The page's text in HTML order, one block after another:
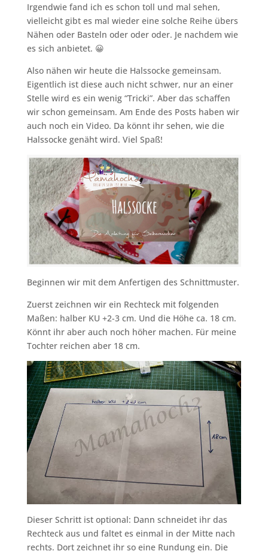
Irgendwie fand ich es schon toll und mal sehen,
vielleicht gibt es mal wieder eine solche Reihe übers
Nähen oder Basteln oder oder oder. Je nachdem wie
es sich anbietet. 😀
Also nähen wir heute die Halssocke gemeinsam.
Eigentlich ist diese auch nicht schwer, nur an einer
Stelle wird es ein wenig “Tricki”. Aber das schaffen
wir schon gemeinsam. Am Ende des Posts haben wir
auch noch ein Video. Da könnt ihr sehen, wie die
Halssocke genäht wird. Viel Spaß!
Beginnen wir mit dem Anfertigen des Schnittmuster.
Zuerst zeichnen wir ein Rechteck mit folgenden
Maßen: halber KU +2-3 cm. Und die Höhe ca. 18 cm.
Könnt ihr aber auch noch höher machen. Für meine
Tochter reichen aber 18 cm.
Dieser Schritt ist optional: Dann schneidet ihr das
Rechteck aus und faltet es einmal in der Mitte nach
rechts. Dort zeichnet ihr so eine Rundung ein. Die